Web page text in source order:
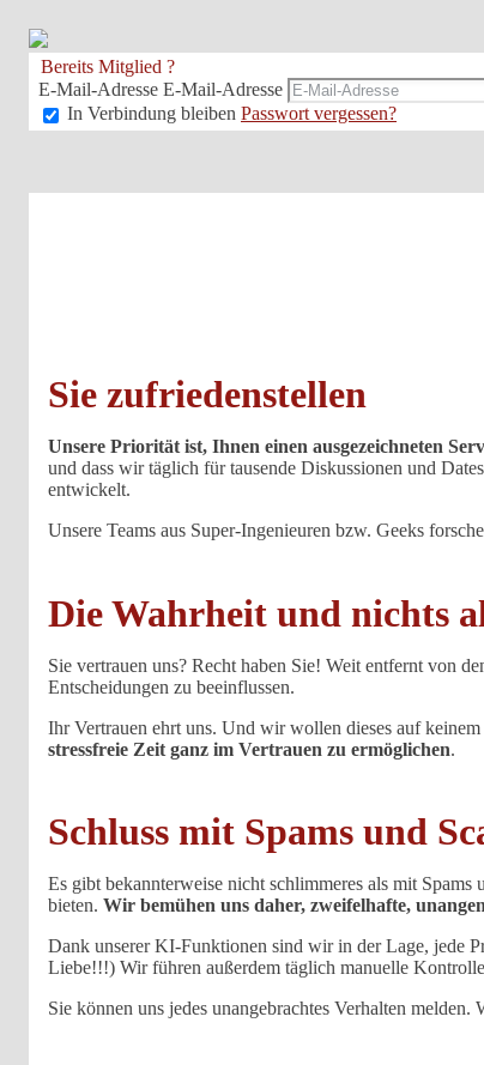
Bereits Mitglied ?
E-Mail-Adresse E-Mail-Adresse
In Verbindung bleiben Passwort vergessen?
Sie zufriedenstellen
Unsere Priorität ist, Ihnen einen ausgezeichneten
und dass wir täglich für tausende Diskussionen und
entwickelt.
Unsere Teams aus Super-Ingenieuren bzw. Geeks
Die Wahrheit und nichts
Sie vertrauen uns? Recht haben Sie! Weit entfernt von
Entscheidungen zu beeinflussen.
Ihr Vertrauen ehrt uns. Und wir wollen dieses auf
stressfreie Zeit ganz im Vertrauen zu ermöglichen.
Schluss mit Spams und
Es gibt bekannterweise nicht schlimmeres als mit Spams
bieten. Wir bemühen uns daher, zweifelhafte,
Dank unserer KI-Funktionen sind wir in der Lage, jede
Liebe!!!) Wir führen außerdem täglich manuelle
Sie können uns jedes unangebrachtes Verhalten